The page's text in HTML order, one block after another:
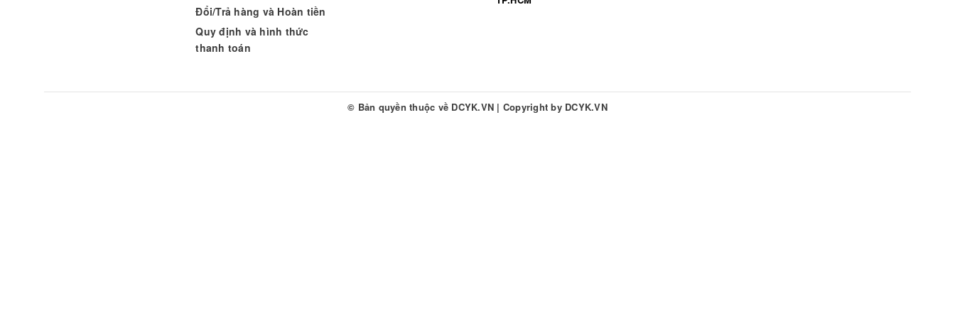
Đổi/Trả hàng và Hoàn tiền
Quy định và hình thức
thanh toán
© Bản quyền thuộc về DCYK.VN | Copyright by DCYK.VN